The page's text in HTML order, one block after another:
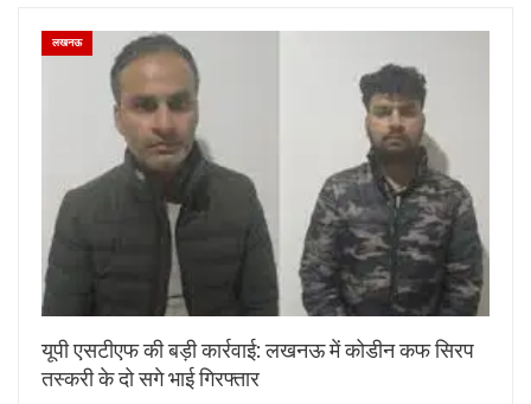
लखनऊ
यूपी एसटीएफ की बड़ी कार्रवाई: लखनऊ में कोडीन कफ सिरप
तस्करी के दो सगे भाई गिरफ्तार